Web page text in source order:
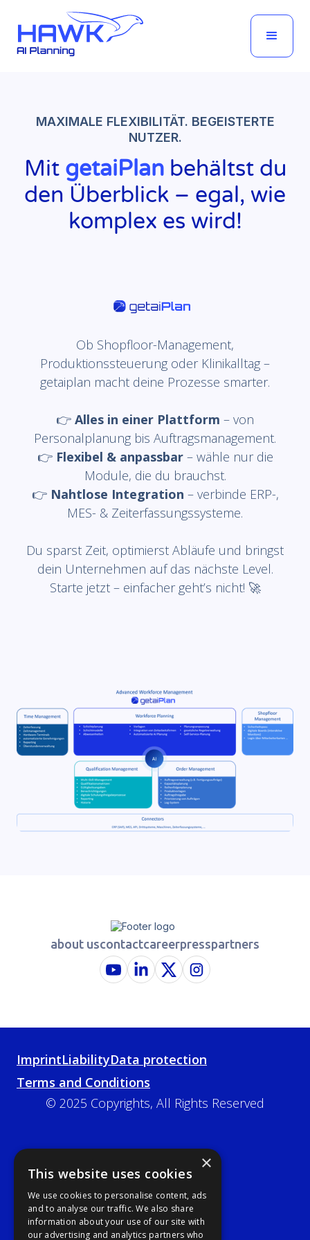
MAXIMALE FLEXIBILITÄT. BEGEISTERTE
NUTZER.
Mit getaiPlanbehältst du
den Überblick – egal, wie
komplex es wird!
Ob Shopfloor-Management,
Produktionssteuerung oder Klinikalltag –
getaiplan macht deine Prozesse smarter.
👉 Alles in einer Plattform – von
Personalplanung bis Auftragsmanagement.
👉 Flexibel & anpassbar– wähle nur die
Module, die du brauchst.
👉 Nahtlose Integration – verbinde ERP-,
MES- & Zeiterfassungssysteme.
Du sparst Zeit, optimierst Abläufe und bringst
dein Unternehmen auf das nächste Level.
Starte jetzt – einfacher geht’s nicht! 🚀
about uscontactcareerpresspartners
ImprintLiabilityData protection
Terms and Conditions
© 2025 Copyrights, All Rights Reserved
×
This website uses cookies
We use cookies to personalise content, ads
and to analyse our traffic. We also share
information about your use of our site with
our advertising and analytics partners who